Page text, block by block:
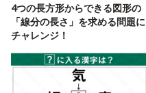
4つの長方形からできる図形の
「線分の長さ」を求める問題に
チャレンジ！